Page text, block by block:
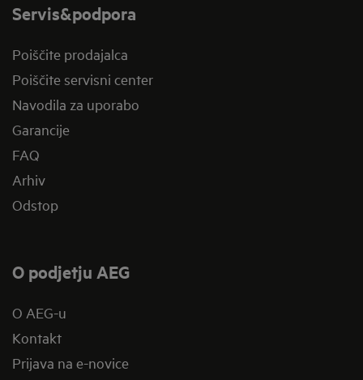
Servis&podpora
Poiščite prodajalca
Poiščite servisni center
Navodila za uporabo
Garancije
FAQ
Arhiv
Odstop
O podjetju AEG
O AEG-u
Kontakt
Prijava na e-novice